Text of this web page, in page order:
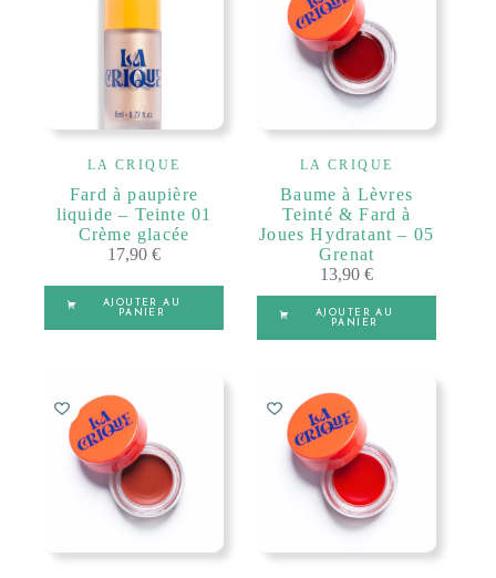
LA CRIQUE
Fard à paupière
liquide – Teinte 01
Crème glacée
17,90€
AJOUTER AU
PANIER
LA CRIQUE
Baume à Lèvres
Teinté & Fard à
Joues Hydratant – 05
Grenat
13,90€
AJOUTER AU
PANIER